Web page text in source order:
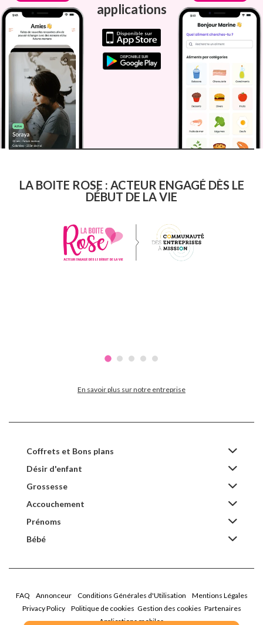
applications
LA BOITE ROSE : ACTEUR ENGAGÉ DÈS LE
DÉBUT DE LA VIE
En savoir plus sur notre entreprise
Coffrets et Bons plans
Désir d'enfant
Grossesse
Accouchement
Prénoms
Bébé
FAQ Annonceur Conditions Générales d'Utilisation
Mentions Légales
Privacy Policy
Politique de cookies Gestion des cookies Partenaires
Applications mobiles